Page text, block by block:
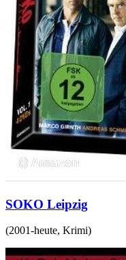
SOKO Leipzig
(2001-heute, Krimi)